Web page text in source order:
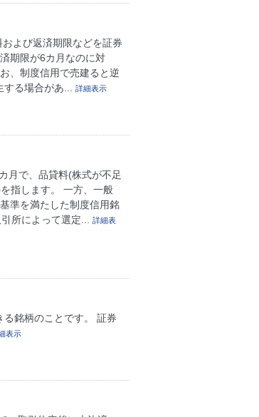
よび返済期限などを証券
期限が6カ月なのに対
、制度信用で売建ると逆
る場合があ...
詳細表示
月で、品貸料(株式が不足
指します。 一方、一般
準を満たした制度信用銘
所によって選定...
詳細表
銘柄のことです。 証券
表示